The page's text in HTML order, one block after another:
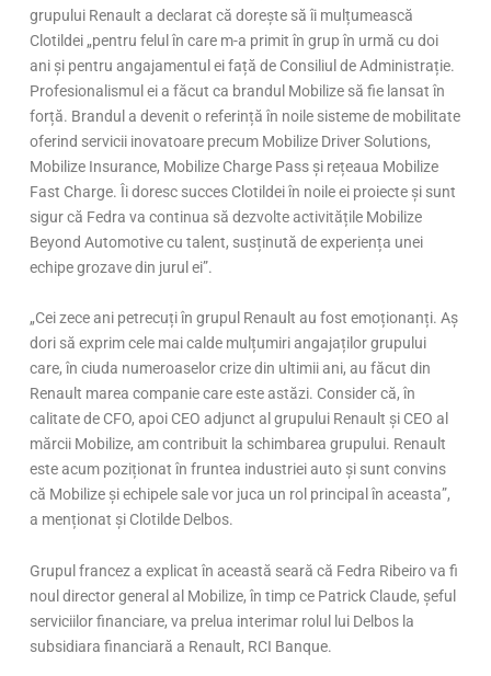
grupului Renault a declarat că dorește să îi mulțumească
Clotildei „pentru felul în care m-a primit în grup în urmă cu doi
ani și pentru angajamentul ei față de Consiliul de Administrație.
Profesionalismul ei a făcut ca brandul Mobilize să fie lansat în
forță. Brandul a devenit o referință în noile sisteme de mobilitate
oferind servicii inovatoare precum Mobilize Driver Solutions,
Mobilize Insurance, Mobilize Charge Pass și rețeaua Mobilize
Fast Charge. Îi doresc succes Clotildei în noile ei proiecte și sunt
sigur că Fedra va continua să dezvolte activitățile Mobilize
Beyond Automotive cu talent, susținută de experiența unei
echipe grozave din jurul ei”.
„Cei zece ani petrecuți în grupul Renault au fost emoționanți. Aș
dori să exprim cele mai calde mulțumiri angajaților grupului
care, în ciuda numeroaselor crize din ultimii ani, au făcut din
Renault marea companie care este astăzi. Consider că, în
calitate de CFO, apoi CEO adjunct al grupului Renault și CEO al
mărcii Mobilize, am contribuit la schimbarea grupului. Renault
este acum poziționat în fruntea industriei auto și sunt convins
că Mobilize și echipele sale vor juca un rol principal în aceasta”,
a menționat și Clotilde Delbos.
Grupul francez a explicat în această seară că Fedra Ribeiro va fi
noul director general al Mobilize, în timp ce Patrick Claude, şeful
serviciilor financiare, va prelua interimar rolul lui Delbos la
subsidiara financiară a Renault, RCI Banque.